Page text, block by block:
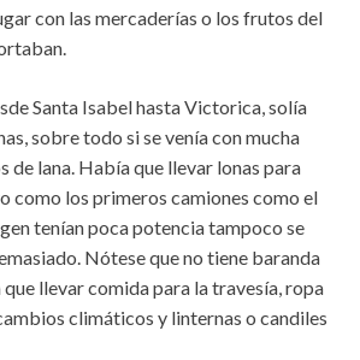
con las mercaderías o los frutos del
Santa Isabel hasta Victorica, solía
sobre todo si se venía con mucha
de lana. Había que llevar lonas para
como los primeros camiones como el
tenían poca potencia tampoco se
Nótese que no tiene baranda
llevar comida para la travesía, ropa
climáticos y linternas o candiles